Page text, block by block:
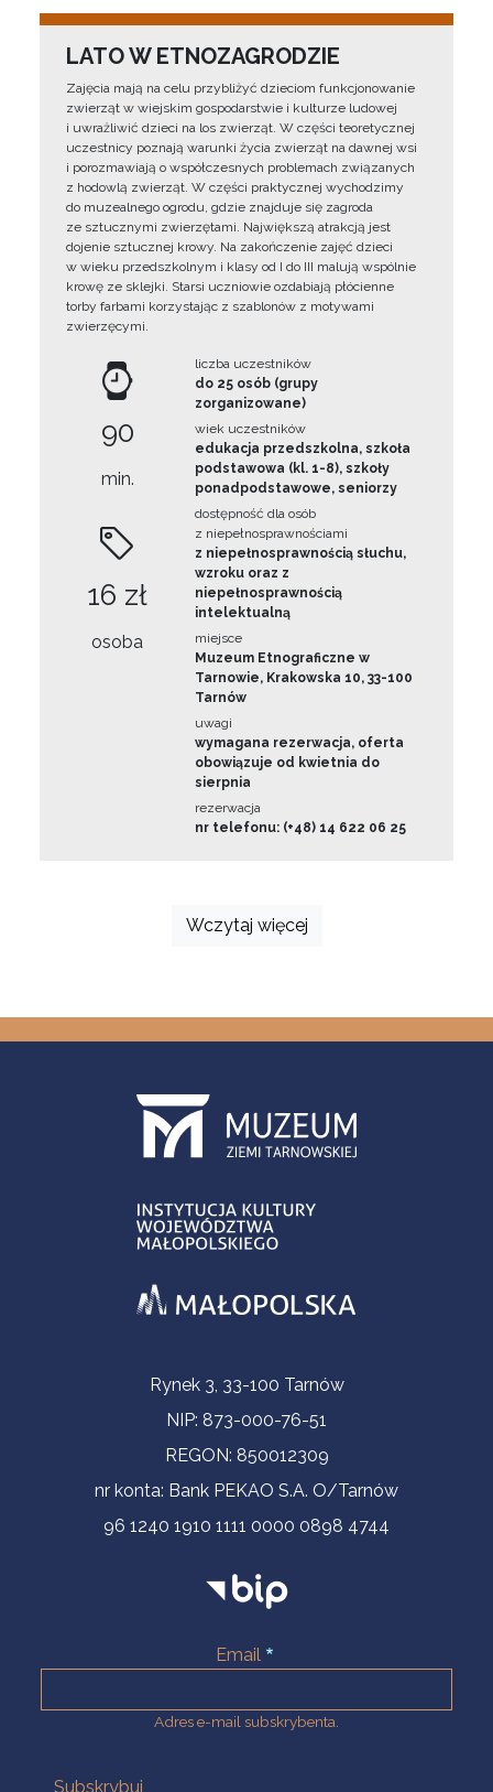
LATO W ETNOZAGRODZIE
Zajęcia mają na celu przybliżyć dzieciom funkcjonowanie
zwierząt w wiejskim gospodarstwie i kulturze ludowej
i uwrażliwić dzieci na los zwierząt. W części teoretycznej
uczestnicy poznają warunki życia zwierząt na dawnej wsi
i porozmawiają o współczesnych problemach związanych
z hodowlą zwierząt. W części praktycznej wychodzimy
do muzealnego ogrodu, gdzie znajduje się zagroda
ze sztucznymi zwierzętami. Największą atrakcją jest
dojenie sztucznej krowy. Na zakończenie zajęć dzieci
w wieku przedszkolnym i klasy od I do III malują wspólnie
krowę ze sklejki. Starsi uczniowie ozdabiają płócienne
torby farbami korzystając z szablonów z motywami
zwierzęcymi.
90
min.
16 zł
osoba
liczba uczestników
do 25 osób (grupy
zorganizowane)
wiek uczestników
edukacja przedszkolna, szkoła
podstawowa (kl. 1-8), szkoły
ponadpodstawowe, seniorzy
dostępność dla osób
z niepełnosprawnościami
z niepełnosprawnością słuchu,
wzroku oraz z
niepełnosprawnością
intelektualną
miejsce
Muzeum Etnograficzne w
Tarnowie, Krakowska 10, 33-100
Tarnów
uwagi
wymagana rezerwacja, oferta
obowiązuje od kwietnia do
sierpnia
rezerwacja
nr telefonu: (+48) 14 622 06 25
Wczytaj więcej
Informacje kontaktoweRynek 3, 33-100 Tarnów
NIP: 873-000-76-51
REGON: 850012309
nr konta: Bank PEKAO S.A. O/Tarnów
96 1240 1910 1111 0000 0898 4744
Email
Adres e-mail subskrybenta.